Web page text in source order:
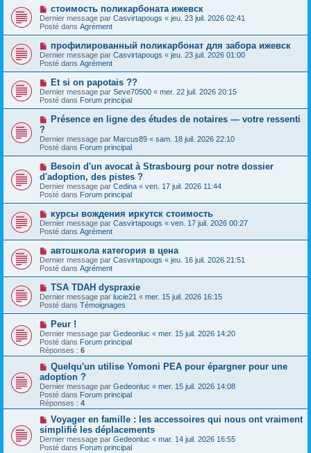
s
a
g
e
a
u
m
e
s
s
a
g
e
N
o
u
v
a
u
m
e
s
a
g
e
стоимость поликарбоната ижевск
Dernier message par Casvirtapougs « jeu. 23 juil. 2026 02:41
Posté dans Agrément
N
o
u
v
e
a
u
m
e
g
e
профилированный поликарбонат для забора ижевск
Dernier message par Casvirtapougs « jeu. 23 juil. 2026 01:00
Posté dans Agrément
N
o
u
v
e
a
m
e
s
s
a
g
e
Et si on papotais ??
Dernier message par Seve70500 « mer. 22 juil. 2026 20:15
Posté dans Forum principal
N
v
e
a
m
e
s
g
e
Présence en ligne des études de notaires — votre ressenti
?
Dernier message par Marcus89 « sam. 18 juil. 2026 22:10
Posté dans Forum principal
N
u
v
e
a
u
m
e
s
s
a
g
e
Besoin d'un avocat à Strasbourg pour notre dossier
d'adoption, des pistes ?
Dernier message par Cedina « ven. 17 juil. 2026 11:44
Posté dans Forum principal
N
o
u
v
a
u
m
e
s
s
a
g
e
курсы вождения иркутск стоимость
Dernier message par Casvirtapougs « ven. 17 juil. 2026 00:27
Posté dans Agrément
N
o
u
v
e
u
m
e
s
a
g
e
автошкола категория в цена
Dernier message par Casvirtapougs « jeu. 16 juil. 2026 21:51
Posté dans Agrément
N
o
u
v
e
a
u
m
e
s
a
g
e
TSA TDAH dyspraxie
Dernier message par lucie21 « mer. 15 juil. 2026 16:15
Posté dans Témoignages
N
o
u
v
e
a
u
m
e
s
s
a
e
Peur !
Dernier message par Gedeonluc « mer. 15 juil. 2026 14:20
Posté dans Forum principal
Réponses : 6
N
o
u
v
e
a
u
m
e
s
s
Quelqu'un utilise Yomoni PEA pour épargner pour une
adoption ?
Dernier message par Gedeonluc « mer. 15 juil. 2026 14:08
Posté dans Forum principal
Réponses : 4
N
u
v
e
Voyager en famille : les accessoires qui nous ont vraiment
simplifié les déplacements
Dernier message par Gedeonluc « mar. 14 juil. 2026 16:55
Posté dans Forum principal